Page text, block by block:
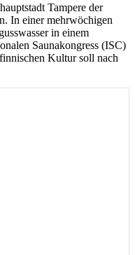
Tampere der
In einer mehrwöchigen
in einem
Saunakongress (ISC)
Kultur soll nach